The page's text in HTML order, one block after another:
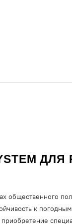
общественного
к